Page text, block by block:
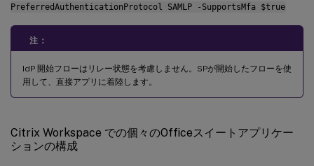
PreferredAuthenticationProtocol SAMLP -SupportsMfa $true
注：
IdP 開始フローはリレー状態を考慮しません。SPが開始したフローを使
用して、直接アプリに着陸します。
Citrix Workspace での個々のOfficeスイートアプリケー
ションの構成